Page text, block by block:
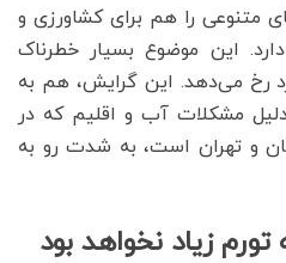
متنوعی را هم برای کشاورزی و
این موضوع بسیار خطرناک
رخ می‌دهد. این گرایش، هم به
مشکلات آب و اقلیم که در
و تهران است، به شدت رو به
زیاد نخواهد بود